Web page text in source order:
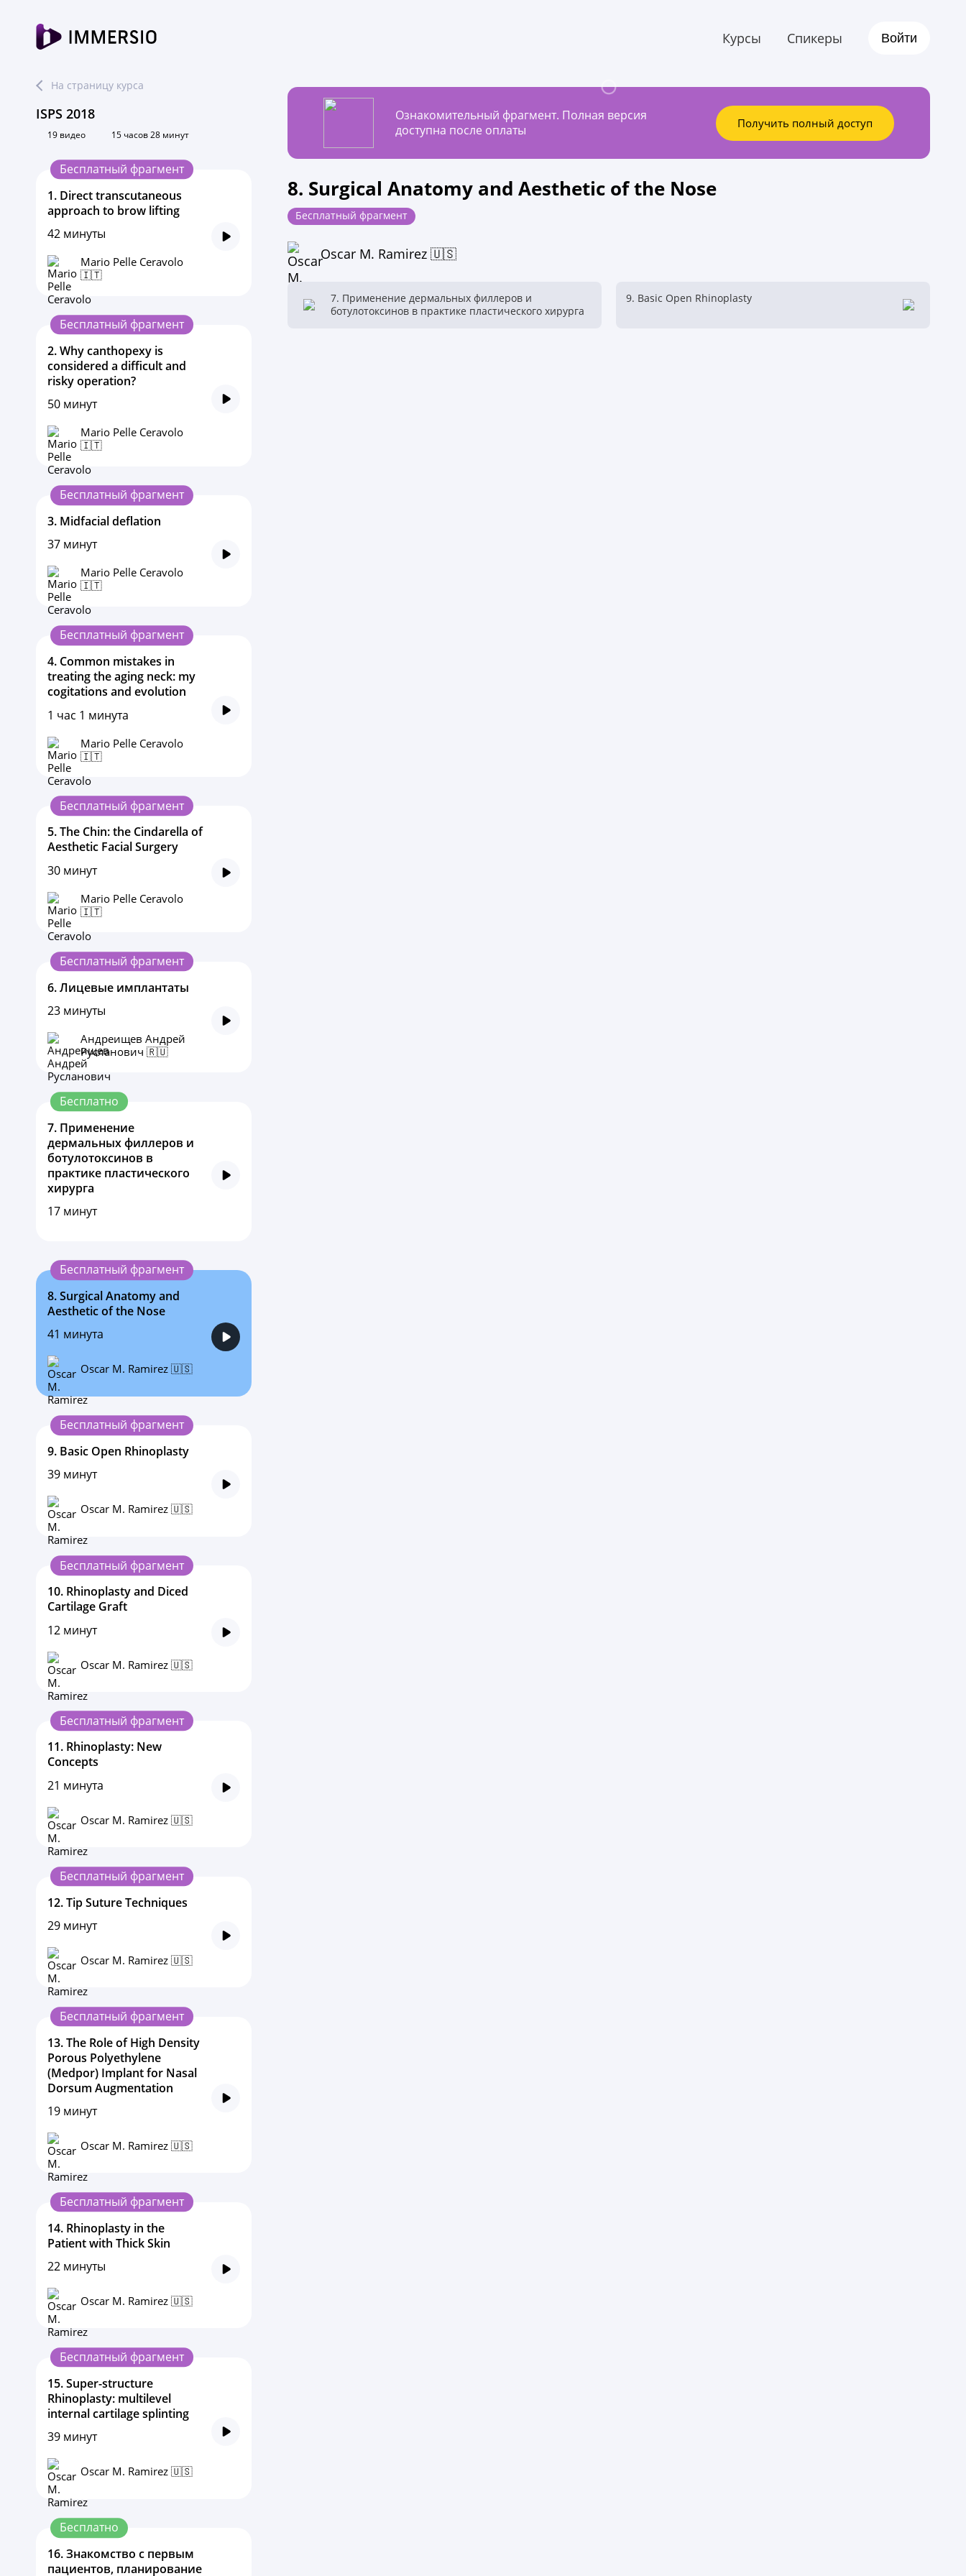
Курсы Спикеры Войти
На страницу курса
ISPS 2018
19 видео 15 часов 28 минут
Бесплатный фрагмент
1. Direct transcutaneous
approach to brow lifting
42 минуты
Mario Pelle Ceravolo
🇮🇹
Бесплатный фрагмент
2.Why canthopexy is
considered a difficult and
risky operation?
50 минут
Mario Pelle Ceravolo
🇮🇹
Бесплатный фрагмент
3. Midfacial deflation
37 минут
Mario Pelle Ceravolo
🇮🇹
Бесплатный фрагмент
4. Common mistakes in
treating the aging neck: my
cogitations and evolution
1 час 1 минута
Mario Pelle Ceravolo
🇮🇹
Бесплатный фрагмент
5.The Chin: the Cindarella of
Aesthetic Facial Surgery
30 минут
Mario Pelle Ceravolo
🇮🇹
Бесплатный фрагмент
6.Лицевые имплантаты
23 минуты
Андреищев Андрей
Русланович 🇷🇺
Бесплатно
7. Применение
дермальных филлеров и
ботулотоксинов в
практике пластического
хирурга
17 минут
Бесплатный фрагмент
8.Surgical Anatomy and
Aesthetic of the Nose
41 минута
Oscar M. Ramirez 🇺🇸
Бесплатный фрагмент
9. Basic Open Rhinoplasty
39 минут
Oscar M. Ramirez 🇺🇸
Бесплатный фрагмент
10. Rhinoplasty and Diced
Cartilage Graft
12 минут
Oscar M. Ramirez 🇺🇸
Бесплатный фрагмент
11. Rhinoplasty: New
Concepts
21 минута
Oscar M. Ramirez 🇺🇸
Бесплатный фрагмент
12.Tip Suture Techniques
29 минут
Oscar M. Ramirez 🇺🇸
Бесплатный фрагмент
13.The Role of High Density
Porous Polyethylene
(Medpor) Implant for Nasal
Dorsum Augmentation
19 минут
Oscar M. Ramirez 🇺🇸
Бесплатный фрагмент
14. Rhinoplasty in the
Patient with Thick Skin
22 минуты
Oscar M. Ramirez 🇺🇸
Бесплатный фрагмент
15.Super-structure
Rhinoplasty: multilevel
internal cartilage splinting
39 минут
Oscar M. Ramirez 🇺🇸
Бесплатно
16.Знакомство с первым
пациентов, планирование
Ознакомительный фрагмент. Полная версия
доступна после оплаты
Получить полный доступ
8. Surgical Anatomy and Aesthetic of the Nose
Бесплатный фрагмент
Oscar M. Ramirez 🇺🇸
7. Применение дермальных филлеров и
ботулотоксинов в практике пластического хирурга
9. Basic Open Rhinoplasty